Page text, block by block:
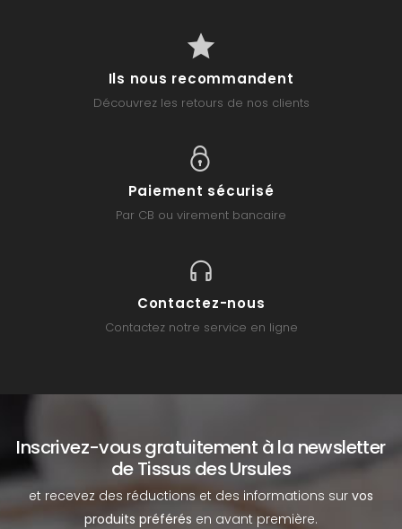
Ils nous recommandent
Découvrez les retours de nos clients
Paiement sécurisé
Par CB ou virement bancaire
Contactez-nous
Contactez notre service en ligne
Inscrivez-vous gratuitement à la newsletter
de Tissus des Ursules
et recevez des réductions et des informations sur vos
produits préférés en avant première.